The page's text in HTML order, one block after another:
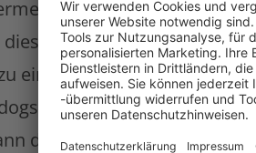
besonderen
einem kleinen Konzert der
und eine
den Klassenhauptpreis in